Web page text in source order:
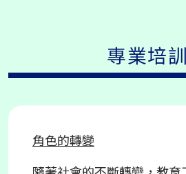
專業培訓
角色的轉變